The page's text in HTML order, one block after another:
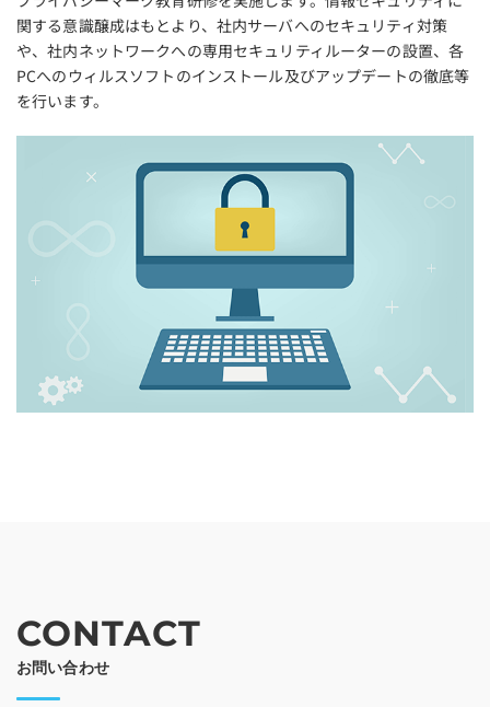
関する意識醸成はもとより、社内サーバへのセキュリティ対策
や、社内ネットワークへの専用セキュリティルーターの設置、各
PCへのウィルスソフトのインストール及びアップデートの徹底等
を行います。
CONTACT
お問い合わせ